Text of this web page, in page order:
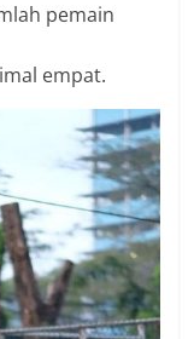
pemain
empat.